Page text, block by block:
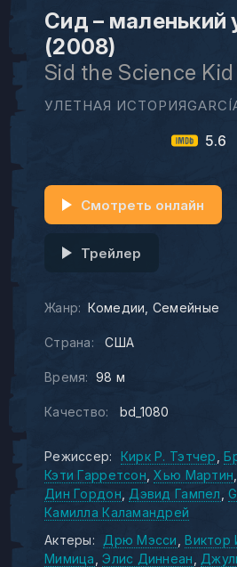
Сид – маленький
(2008)
Sid the Science Kid
УЛЕТНАЯ
5.6
Жанр: Комедии Семейные
Страна: США
Время: 98 м
Качество: bd_1080
Смотреть онлайн
Трейлер
Режиссер: Кирк Р. Тэтчер
Кэти Гарретсон Хью Мартин
Дин Гордон Дэвид Гампел
Камилла Каламандрей
Актеры:
Дрю Мэсси Виктор
Мимица
Элис Диннеан